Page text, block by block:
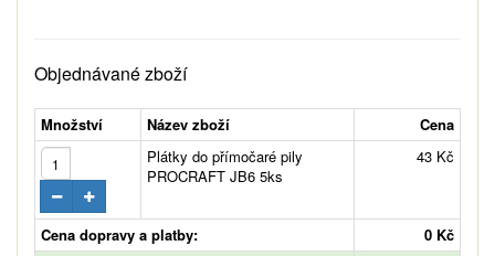
Objednávané zboží
Množství Název zboží
Cena
Plátky do přímočaré pily
PROCRAFT JB6 5ks
43 Kč
Cena dopravy a platby: 0 Kč